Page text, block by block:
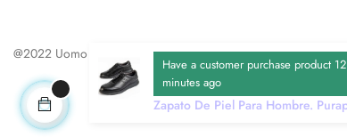
@2022 Uomo
Have a customer purchase product 12
minutes ago
Zapato De Piel Para Hombre. Purapiel